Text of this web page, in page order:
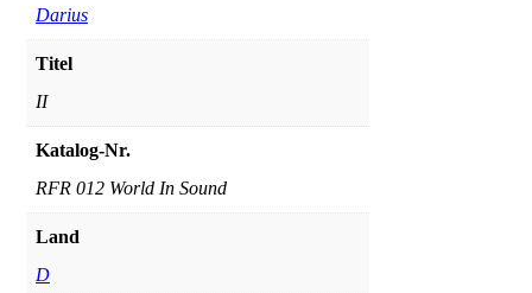
Darius
Titel
II
Katalog-Nr.
RFR 012 World In Sound
Land
D